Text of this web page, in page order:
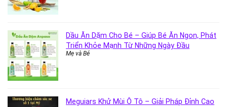
Dầu Ăn Dặm Cho Bé – Giúp Bé Ăn Ngon, Phát
Triển Khỏe Mạnh Từ Những Ngày Đầu
Mẹ và Bé
Meguiars Khử Mùi Ô Tô – Giải Pháp Đỉnh Cao